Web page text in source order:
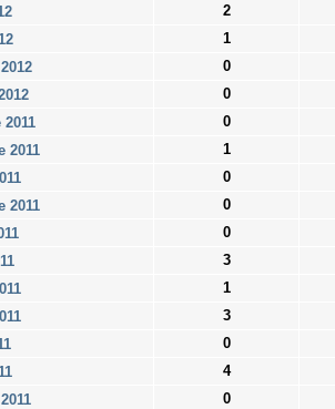
2
1
0
0
2011
0
2011
1
0
2011
0
0
3
1
3
0
4
0